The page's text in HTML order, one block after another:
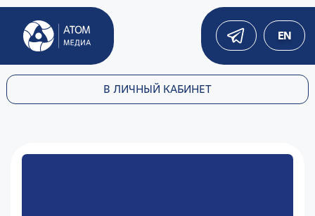
EN
В ЛИЧНЫЙ КАБИНЕТ